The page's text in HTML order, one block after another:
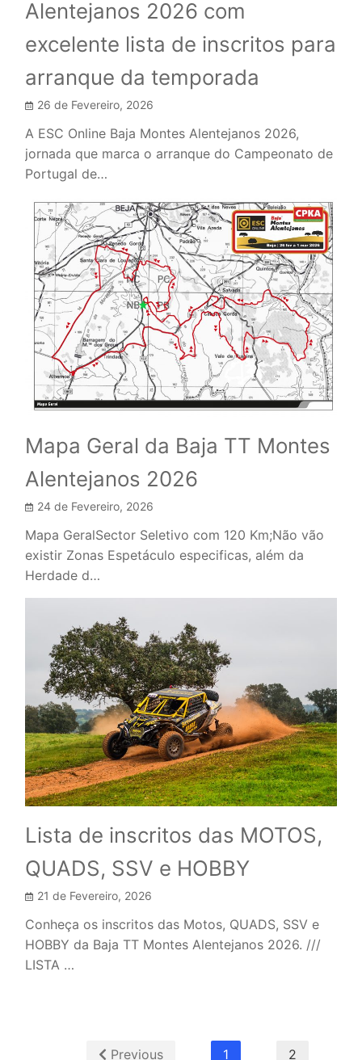
Alentejanos 2026 com
excelente lista de inscritos para
arranque da temporada
26 de Fevereiro, 2026
A ESC Online Baja Montes Alentejanos 2026,
jornada que marca o arranque do Campeonato de
Portugal de…
Mapa Geral da Baja TT Montes
Alentejanos 2026
24 de Fevereiro, 2026
Mapa GeralSector Seletivo com 120 Km;Não vão
existir Zonas Espetáculo especificas, além da
Herdade d…
Lista de inscritos das MOTOS,
QUADS, SSV e HOBBY
21 de Fevereiro, 2026
Conheça os inscritos das Motos, QUADS, SSV e
HOBBY da Baja TT Montes Alentejanos 2026. ///
LISTA …
Previous 1 2